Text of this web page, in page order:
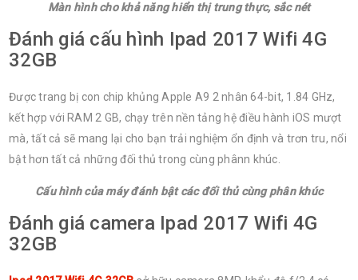
Màn hình cho khả năng hiển thị trung thực, sắc nét
Đánh giá cấu hình Ipad 2017 Wifi 4G
32GB
Được trang bị con chip khủng Apple A9 2 nhân 64-bit, 1.84 GHz,
kết hợp với RAM 2 GB, chạy trên nền tảng hệ điều hành iOS mượt
mà, tất cả sẽ mang lại cho bạn trải nghiệm ổn định và trơn tru, nổi
bật hơn tất cả những đối thủ trong cùng phânn khúc.
Cấu hình của máy đánh bật các đối thủ cùng phân khúc
Đánh giá camera Ipad 2017 Wifi 4G
32GB